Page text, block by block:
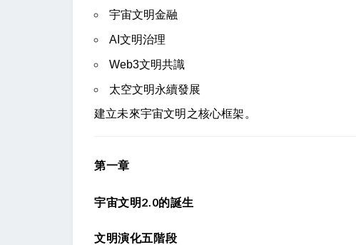
宇宙文明金融
AI文明治理
Web3文明共識
太空文明永續發展
建立未來宇宙文明之核心框架。
第一章
宇宙文明2.0的誕生
文明演化五階段